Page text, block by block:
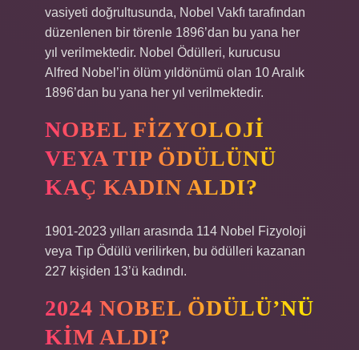
vasiyeti doğrultusunda, Nobel Vakfı tarafından
düzenlenen bir törenle 1896’dan bu yana her
yıl verilmektedir. Nobel Ödülleri, kurucusu
Alfred Nobel’in ölüm yıldönümü olan 10 Aralık
1896’dan bu yana her yıl verilmektedir.
NOBEL FIZYOLOJI
VEYA TIP ÖDÜLÜNÜ
KAÇ KADIN ALDI?
1901-2023 yılları arasında 114 Nobel Fizyoloji
veya Tıp Ödülü verilirken, bu ödülleri kazanan
227 kişiden 13’ü kadındı.
2024 NOBEL ÖDÜLÜ’NÜ
KIM ALDI?